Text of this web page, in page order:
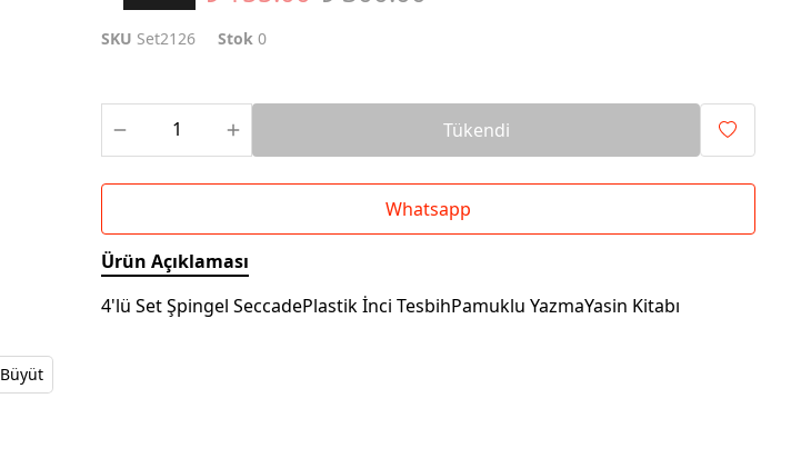
Büyüt
SKU Set2126 Stok 0
Tükendi
Whatsapp
Ürün Açıklaması
4'lü Set Şpingel SeccadePlastik İnci TesbihPamuklu YazmaYasin Kitabı